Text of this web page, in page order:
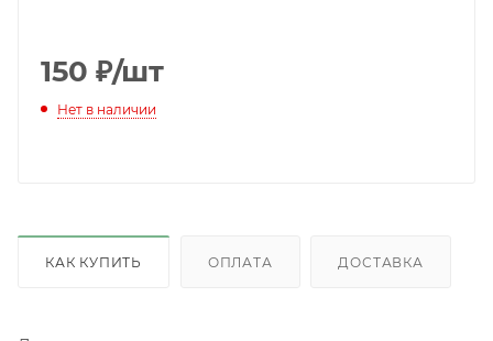
150 ₽/шт
Нет в наличии
КАК КУПИТЬ ОПЛАТА ДОСТАВКА